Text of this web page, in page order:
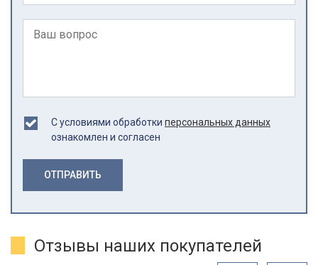
С условиями обработки персональных данных
ознакомлен и согласен
ОТПРАВИТЬ
Отзывы наших покупателей